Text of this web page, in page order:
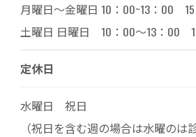
月曜日～金曜日 10：00~13：00
土曜日 日曜日 10：00～13：00
定休日
水曜日 祝日
（祝日を含む週の場合は水曜のは